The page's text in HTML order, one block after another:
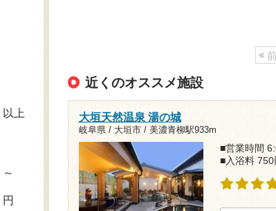
近くのオススメ施設
大垣天然温泉 湯の城
岐阜県 / 大垣市 / 美濃青柳駅933m
■営業時間
■入浴料 750
以上
～
円